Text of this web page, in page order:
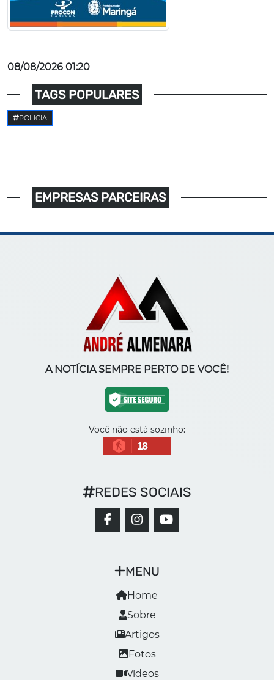
08/08/2026 01:20
TAGS POPULARES
POLICIA
EMPRESAS PARCEIRAS
A NOTÍCIA SEMPRE PERTO DE VOCÊ!
Você não está sozinho:
18
MENU
Home
Sobre
Artigos
Fotos
Vídeos
REDES SOCIAIS